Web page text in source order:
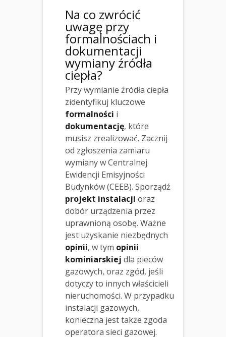
Na co zwrócić
uwagę przy
formalnościach i
dokumentacji
wymiany źródła
ciepła?
Przy wymianie źródła ciepła
zidentyfikuj kluczowe
formalności i
dokumentację, które
musisz zrealizować. Zacznij
od zgłoszenia zamiaru
wymiany w Centralnej
Ewidencji Emisyjności
Budynków (CEEB). Sporządź
projekt instalacji oraz
dobór urządzenia przez
uprawnioną osobę. Ważne
jest uzyskanie niezbędnych
opinii, w tym opinii
kominiarskiej dla pieców
gazowych, oraz zgód, jeśli
dotyczy to innych właścicieli
nieruchomości. W przypadku
instalacji gazowych,
konieczna jest także zgoda
operatora sieci gazowej.